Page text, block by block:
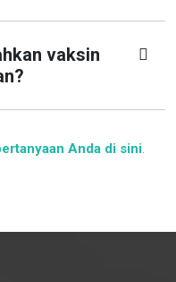
vaksin
Anda di sini.